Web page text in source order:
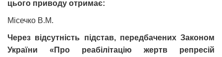
цього приводу отримає:
Місечко В.М.
Через відсутність підстав, передбачених Законом
України «Про реабілітацію жертв репресій